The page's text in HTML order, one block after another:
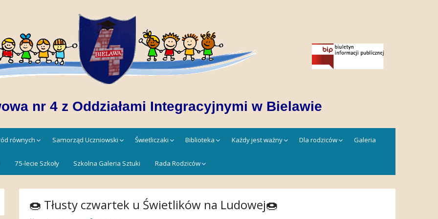
nr 4 z Oddziałami Integracyjnymi w Bielawie
równych Samorząd Uczniowski Świetliczaki Biblioteka Każdy jest ważny Dla rodziców Galeria
75-lecie Szkoły Szkolna Galeria Sztuki Rada Rodziców
🍩 Tłusty czwartek u Świetlików na Ludowej🍩